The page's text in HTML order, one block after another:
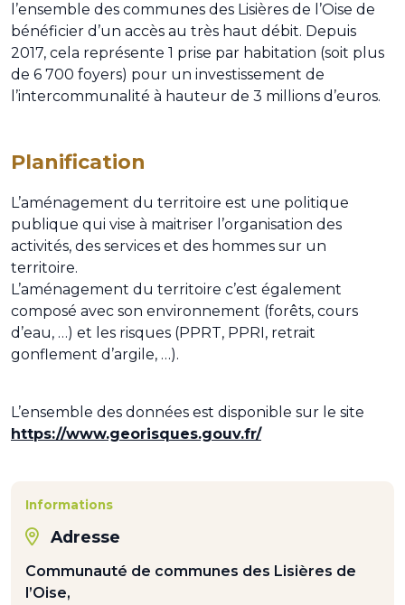
l’ensemble des communes des Lisières de l’Oise de
bénéficier d’un accès au très haut débit. Depuis
2017, cela représente 1 prise par habitation (soit plus
de 6 700 foyers) pour un investissement de
l’intercommunalité à hauteur de 3 millions d’euros.
Planification
L’aménagement du territoire est une politique
publique qui vise à maitriser l’organisation des
activités, des services et des hommes sur un
territoire.
L’aménagement du territoire c’est également
composé avec son environnement (forêts, cours
d’eau, …) et les risques (PPRT, PPRI, retrait
gonflement d’argile, …).
L’ensemble des données est disponible sur le site
https://www.georisques.gouv.fr/
Informations
Adresse
Communauté de communes des Lisières de
l’Oise,